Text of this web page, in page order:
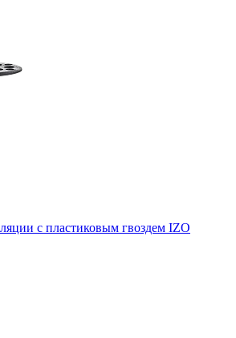
с пластиковым гвоздем IZО